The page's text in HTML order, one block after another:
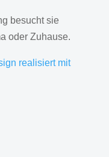
besucht sie
oder Zuhause.
realisiert mit